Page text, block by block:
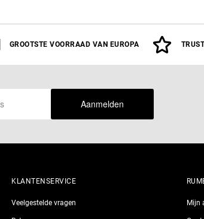
toevoegen
GROOTSTE VOORRAAD VAN EUROPA
Aanmelden
KLANTENSERVICE
Veelgestelde vragen Mijn